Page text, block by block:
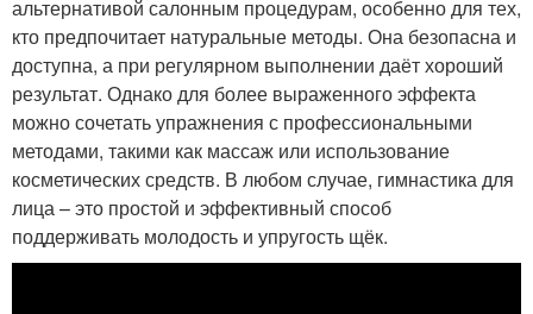
альтернативой салонным процедурам, особенно для тех,
кто предпочитает натуральные методы. Она безопасна и
доступна, а при регулярном выполнении даёт хороший
результат. Однако для более выраженного эффекта
можно сочетать упражнения с профессиональными
методами, такими как массаж или использование
косметических средств. В любом случае, гимнастика для
лица – это простой и эффективный способ
поддерживать молодость и упругость щёк.